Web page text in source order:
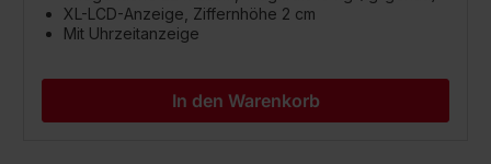
XL-LCD-Anzeige, Ziffernhöhe 2 cm
Mit Uhrzeitanzeige
In den Warenkorb